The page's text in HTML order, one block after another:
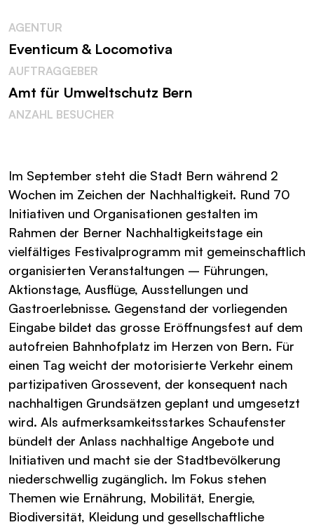
AGENTUR
Eventicum & Locomotiva
AUFTRAGGEBER
Amt für Umweltschutz Bern
ANZAHL BESUCHER
Im September steht die Stadt Bern während 2
Wochen im Zeichen der Nachhaltigkeit. Rund 70
Initiativen und Organisationen gestalten im
Rahmen der Berner Nachhaltigkeitstage ein
vielfältiges Festivalprogramm mit gemeinschaftlich
organisierten Veranstaltungen – Führungen,
Aktionstage, Ausflüge, Ausstellungen und
Gastroerlebnisse. Gegenstand der vorliegenden
Eingabe bildet das grosse Eröffnungsfest auf dem
autofreien Bahnhofplatz im Herzen von Bern. Für
einen Tag weicht der motorisierte Verkehr einem
partizipativen Grossevent, der konsequent nach
nachhaltigen Grundsätzen geplant und umgesetzt
wird. Als aufmerksamkeitsstarkes Schaufenster
bündelt der Anlass nachhaltige Angebote und
Initiativen und macht sie der Stadtbevölkerung
niederschwellig zugänglich. Im Fokus stehen
Themen wie Ernährung, Mobilität, Energie,
Biodiversität, Kleidung und gesellschaftliche